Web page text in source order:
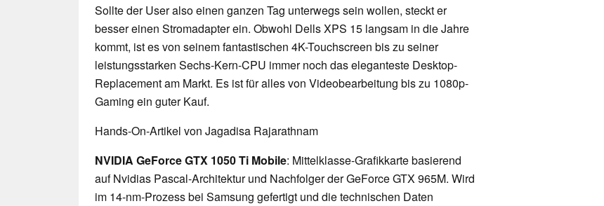
Sollte der User also einen ganzen Tag unterwegs sein wollen, steckt er
besser einen Stromadapter ein. Obwohl Dells XPS 15 langsam in die Jahre
kommt, ist es von seinem fantastischen 4K-Touchscreen bis zu seiner
leistungsstarken Sechs-Kern-CPU immer noch das eleganteste Desktop-
Replacement am Markt. Es ist für alles von Videobearbeitung bis zu 1080p-
Gaming ein guter Kauf.
Hands-On-Artikel von Jagadisa Rajarathnam
NVIDIA GeForce GTX 1050 Ti Mobile: Mittelklasse-Grafikkarte basierend
auf Nvidias Pascal-Architektur und Nachfolger der GeForce GTX 965M. Wird
im 14-nm-Prozess bei Samsung gefertigt und die technischen Daten